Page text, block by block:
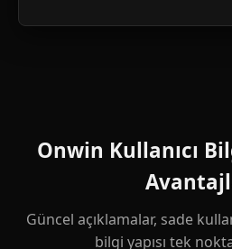
Onwin Kullanıcı
Güncel açıklamalar, sade
bilgi yapısı tek